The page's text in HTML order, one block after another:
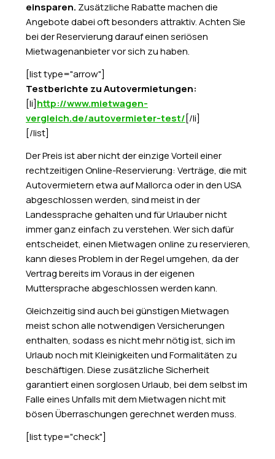
einsparen. Zusätzliche Rabatte machen die
Angebote dabei oft besonders attraktiv. Achten Sie
bei der Reservierung darauf einen seriösen
Mietwagenanbieter vor sich zu haben.
[list type="arrow"]
Testberichte zu Autovermietungen:
[li]http://www.mietwagen-
vergleich.de/autovermieter-test/[/li]
[/list]
Der Preis ist aber nicht der einzige Vorteil einer
rechtzeitigen Online-Reservierung: Verträge, die mit
Autovermietern etwa auf Mallorca oder in den USA
abgeschlossen werden, sind meist in der
Landessprache gehalten und für Urlauber nicht
immer ganz einfach zu verstehen. Wer sich dafür
entscheidet, einen Mietwagen online zu reservieren,
kann dieses Problem in der Regel umgehen, da der
Vertrag bereits im Voraus in der eigenen
Muttersprache abgeschlossen werden kann.
Gleichzeitig sind auch bei günstigen Mietwagen
meist schon alle notwendigen Versicherungen
enthalten, sodass es nicht mehr nötig ist, sich im
Urlaub noch mit Kleinigkeiten und Formalitäten zu
beschäftigen. Diese zusätzliche Sicherheit
garantiert einen sorglosen Urlaub, bei dem selbst im
Falle eines Unfalls mit dem Mietwagen nicht mit
bösen Überraschungen gerechnet werden muss.
[list type="check"]